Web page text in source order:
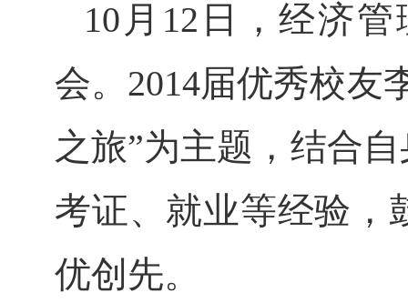
10 月 12 日，经济
会。2014届优秀校友
之旅”为主题，结合
考证、就业等经验，
优创先。